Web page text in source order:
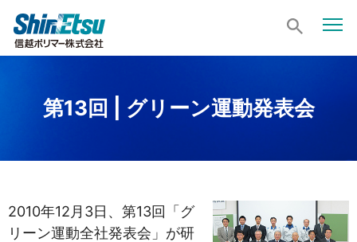
第13回 | グリーン運動発表会
2010年12月3日、第13回「グ
リーン運動全社発表会」が研